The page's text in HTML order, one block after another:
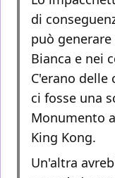
di
può
Bianca e nei
C'erano delle
ci fosse una
Monumento
King Kong.
Un'altra